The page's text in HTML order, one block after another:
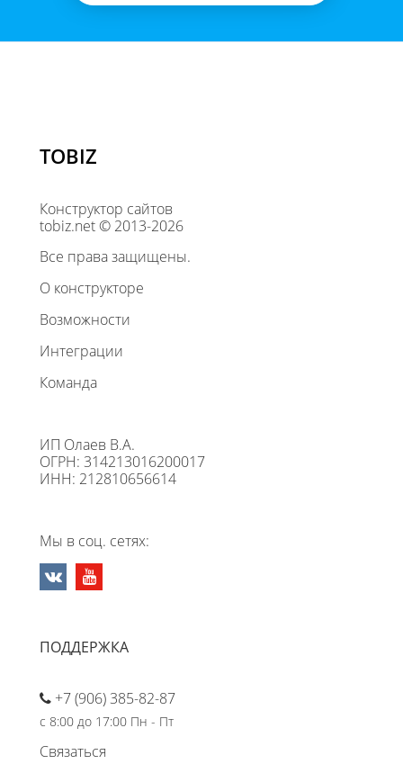
TOBIZ
Конструктор сайтов
tobiz.net © 2013-2026
Все права защищены.
О конструкторе
Возможности
Интеграции
Команда
ИП Олаев В.А.
ОГРН: 314213016200017
ИНН: 212810656614
Мы в соц. сетях:
ПОДДЕРЖКА
+7 (906) 385-82-87
с 8:00 до 17:00 Пн - Пт
Связаться